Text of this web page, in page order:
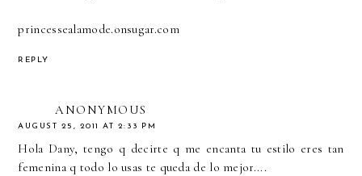
princessealamode.onsugar.com
REPLY
ANONYMOUS
AUGUST 25, 2011 AT 2:33 PM
Hola Dany, tengo q decirte q me encanta tu estilo eres tan
femenina q todo lo usas te queda de lo mejor....